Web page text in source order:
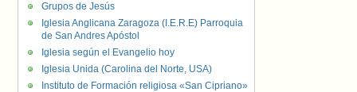
Grupos de Jesús
Iglesia Anglicana Zaragoza (I.E.R.E) Parroquia
de San Andres Apóstol
Iglesia según el Evangelio hoy
Iglesia Unida (Carolina del Norte, USA)
Instituto de Formación religiosa «San Cipriano»